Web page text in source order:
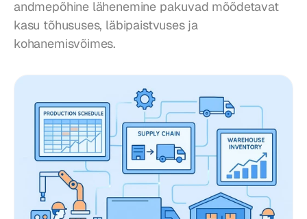
andmepõhine lähenemine pakuvad mõõdetavat
kasu tõhususes, läbipaistvuses ja
kohanemisvõimes.